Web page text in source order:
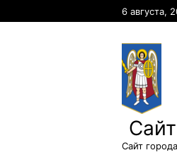
6 августа,
Сайт